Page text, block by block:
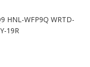
HNL-WFP9Q WRTD-
19R